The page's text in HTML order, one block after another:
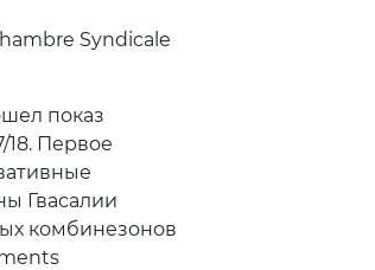
Syndicale
показ
18. Первое
Гвасалии
комбинезонов